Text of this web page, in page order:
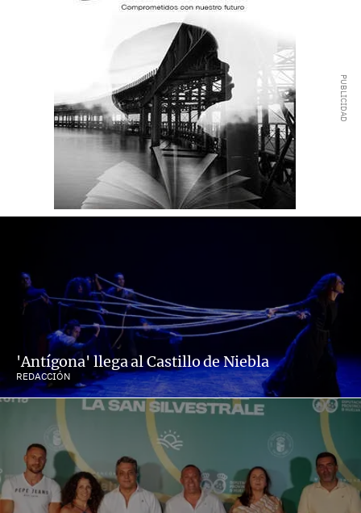
'Antígona' llega al Castillo de Niebla
REDACCIÓN